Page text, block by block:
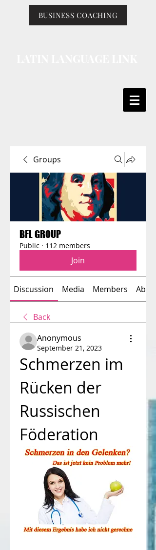
BUSINESS COACHING
Groups
BFL GROUP
Public · 112 members
Join
Discussion Media Members About
Back
Anonymous
September 21, 2023
Schmerzen im
Rücken der
Russischen
Föderation